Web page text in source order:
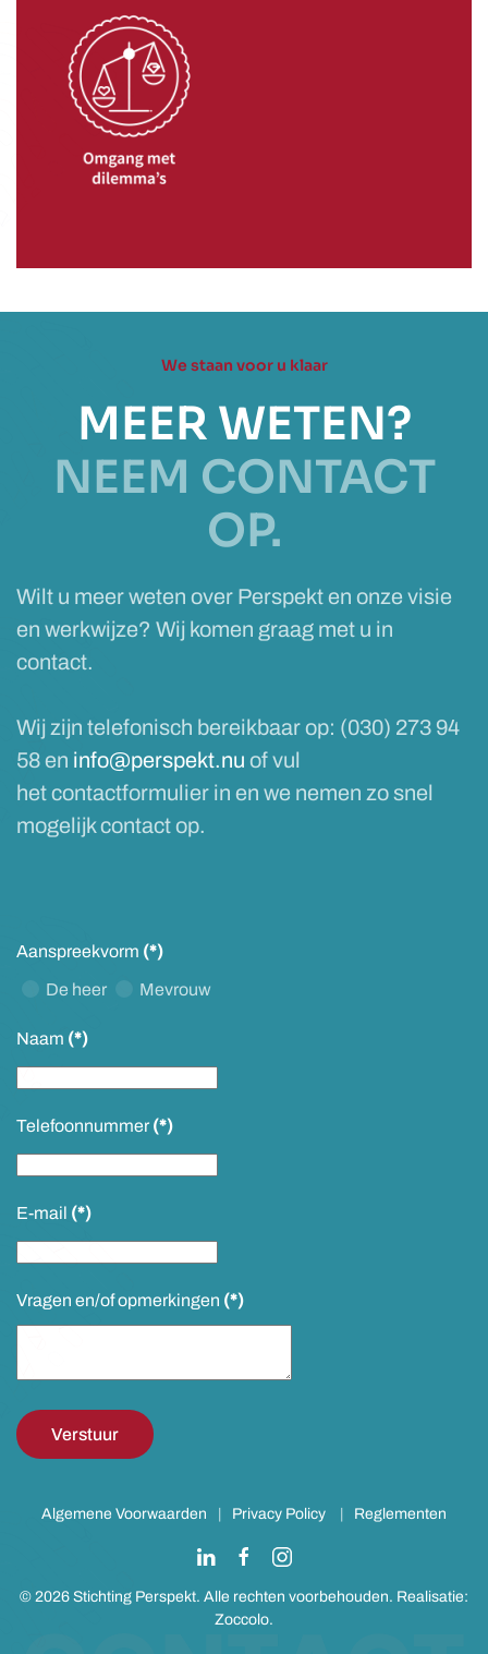
We staan voor u klaar
MEER WETEN?
NEEM CONTACT
OP.
Wilt u meer weten over Perspekt en onze visie
en werkwijze? Wij komen graag met u in
contact.
Wij zijn telefonisch bereikbaar op: (030) 273 94
58 en info@perspekt.nu of vul
het contactformulier in en we nemen zo snel
mogelijk contact op.
Aanspreekvorm (*)
De heer Mevrouw
Naam (*)
Telefoonnummer (*)
E-mail (*)
Vragen en/of opmerkingen (*)
Verstuur
Algemene Voorwaarden Privacy Policy Reglementen
© 2026 Stichting Perspekt. Alle rechten voorbehouden. Realisatie:
Zoccolo.